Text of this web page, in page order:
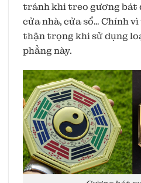
tránh khi treo gương bát
cửa nhà, cửa sổ… Chính
thận trọng khi sử dụng
phẳng này.